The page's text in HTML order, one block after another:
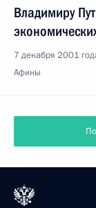
Владимиру
7 декабря 2001
Афины